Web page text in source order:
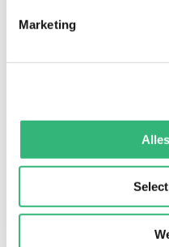
Marketing
gratis eerste
030-698 18 18
Elke